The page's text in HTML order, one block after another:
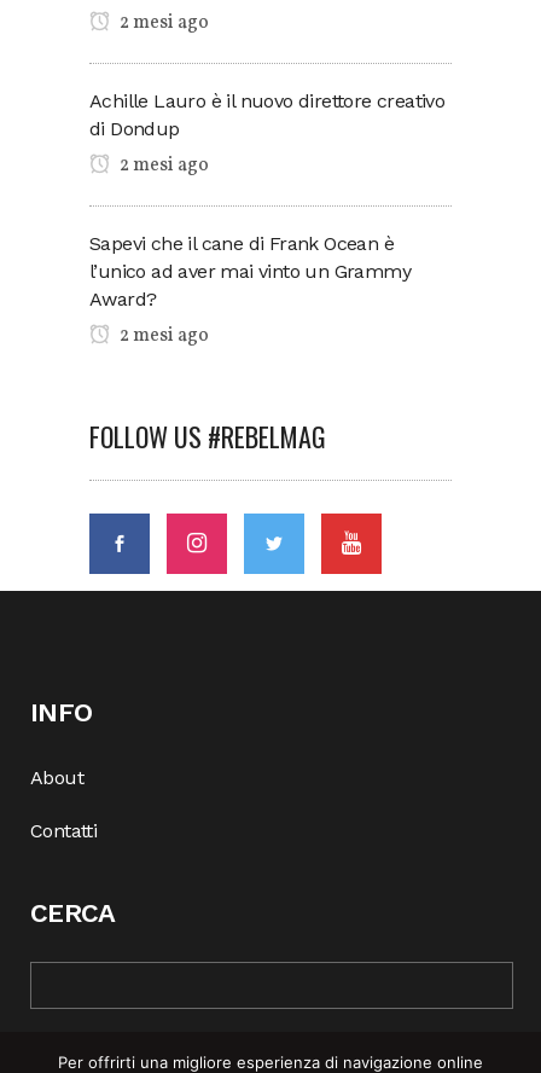
2 mesi ago
Achille Lauro è il nuovo direttore creativo
di Dondup
2 mesi ago
Sapevi che il cane di Frank Ocean è
l’unico ad aver mai vinto un Grammy
Award?
2 mesi ago
FOLLOW US #REBELMAG
INFO
About
Contatti
CERCA
Per offrirti una migliore esperienza di navigazione online